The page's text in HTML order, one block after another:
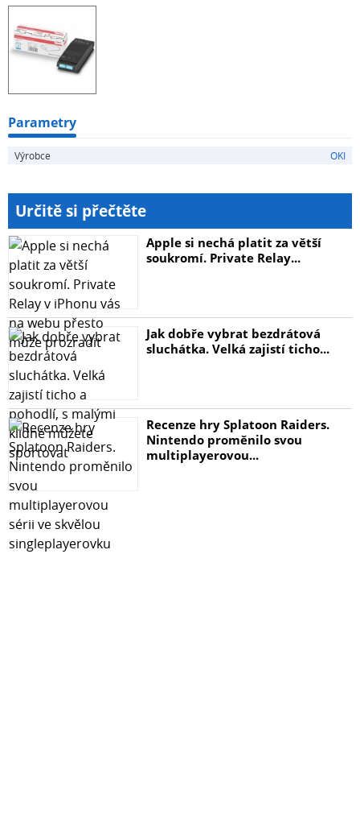
Parametry
Výrobce OKI
Určitě si přečtěte
Apple si nechá platit za větší
soukromí. Private Relay...
Jak dobře vybrat bezdrátová
sluchátka. Velká zajistí ticho...
Recenze hry Splatoon Raiders.
Nintendo proměnilo svou
multiplayerovou...